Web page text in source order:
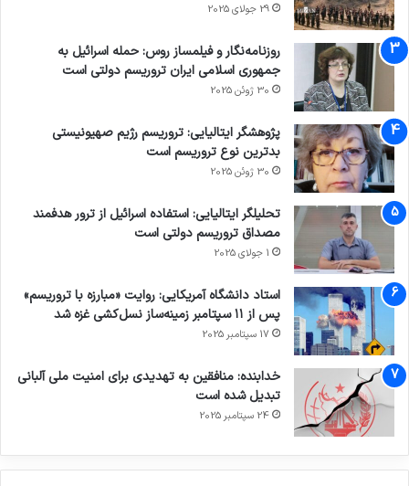
29 جولای 2025
روزنامه‌نگار و فیلمساز روس: حمله اسرائیل به
جمهوری اسلامی ایران تروریسم دولتی است
30 ژوئن 2025
پژوهشگر ایتالیایی: تروریسم رژیم صهیونیستی
بدترین نوع تروریسم است
30 ژوئن 2025
تحلیلگر ایتالیایی: استفاده اسرائیل از ترور هدفمند
مصداق تروریسم دولتی است
1 جولای 2025
استاد دانشگاه آمریکایی: روایت «مبارزه با تروریسم»
پس از ۱۱ سپتامبر زمینه‌ساز نسل‌کشی غزه شد
17 سپتامبر 2025
خدابنده: منافقین به تهدیدی برای امنیت ملی آلبانی
تبدیل شده است
24 سپتامبر 2025